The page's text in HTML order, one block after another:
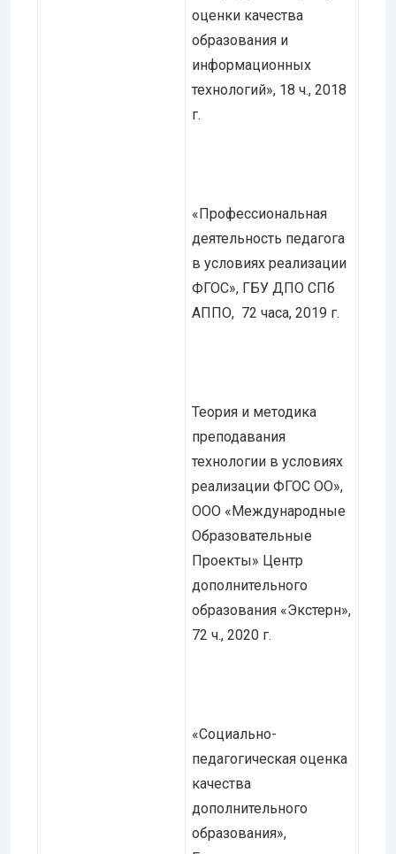
оценки качества
образования и
информационных
технологий», 18 ч., 2018
г.
«Профессиональная
деятельность педагога
в условиях реализации
ФГОС», ГБУ ДПО СПб
АППО, 72 часа, 2019 г.
Теория и методика
преподавания
технологии в условиях
реализации ФГОС ОО»,
ООО «Международные
Образовательные
Проекты» Центр
дополнительного
образования «Экстерн»,
72 ч., 2020 г.
«Социально-
педагогическая оценка
качества
дополнительного
образования»,